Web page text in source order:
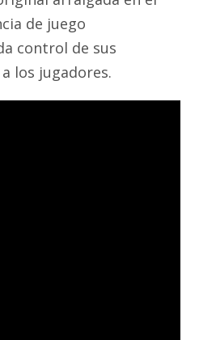
de juego
control de sus
los jugadores.